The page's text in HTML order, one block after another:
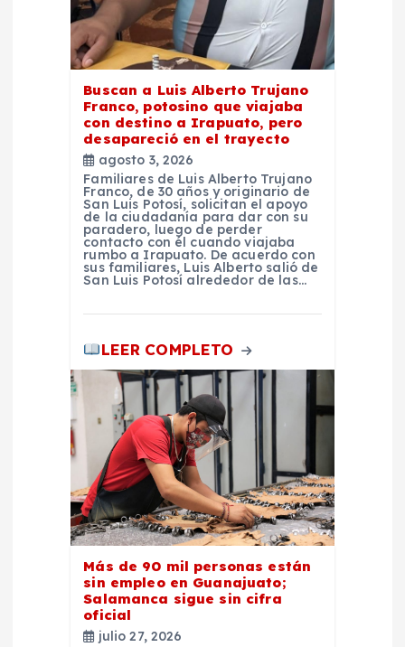
Buscan a Luis Alberto Trujano
Franco, potosino que viajaba
con destino a Irapuato, pero
desapareció en el trayecto
agosto 3, 2026
Familiares de Luis Alberto Trujano
Franco, de 30 años y originario de
San Luis Potosí, solicitan el apoyo
de la ciudadanía para dar con su
paradero, luego de perder
contacto con él cuando viajaba
rumbo a Irapuato. De acuerdo con
sus familiares, Luis Alberto salió de
San Luis Potosí alrededor de las…
LEER COMPLETO
Más de 90 mil personas están
sin empleo en Guanajuato;
Salamanca sigue sin cifra
oficial
julio 27, 2026